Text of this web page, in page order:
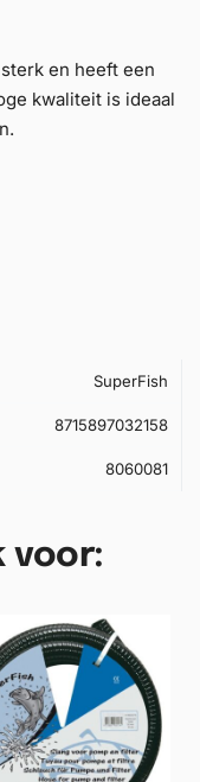
en heeft een
kwaliteit is ideaal
SuperFish
8715897032158
8060081
voor: